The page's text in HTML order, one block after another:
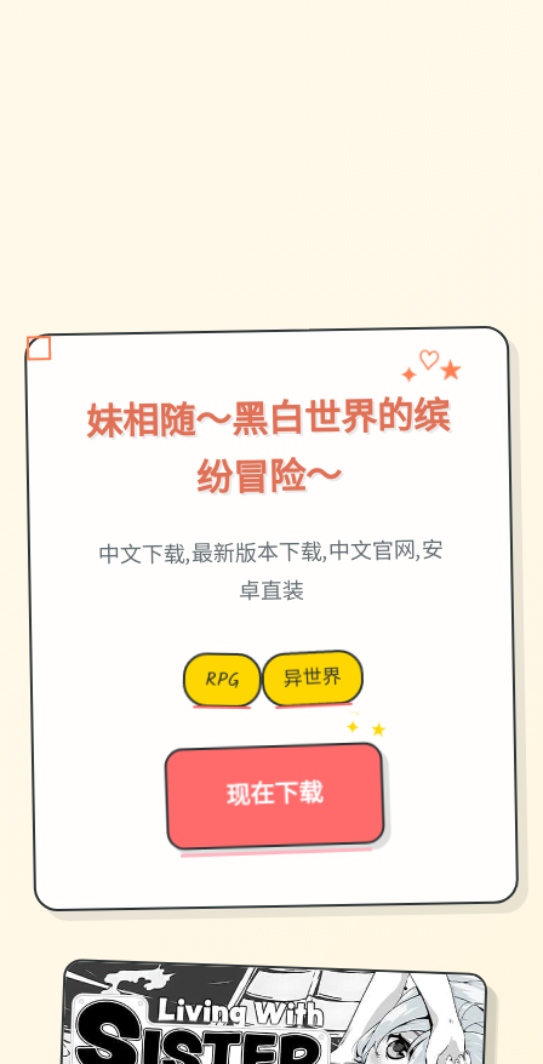
妹相随～黑白世界的缤
纷冒险～
✦ ♡ ★
中文下载,最新版本下载,中文官网,安
卓直装
RPG 异世界
现在下载
→
✦ ★